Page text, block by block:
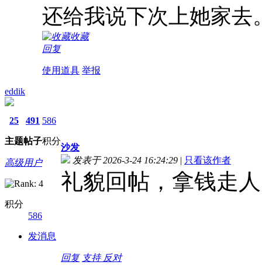
还给我说下次上她家去
收藏
回复
使用道具 举报
eddik
25
主题
491
帖子
586
积分
高级用户
积分
586
发消息
沙发
发表于 2026-3-24 16:24:29 | 只看该作者
礼貌回帖，拿钱走
回复 支持 反对